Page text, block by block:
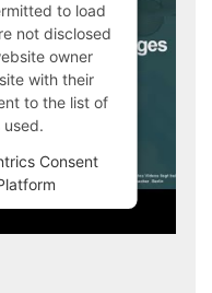
to load
not disclosed
owner
with their
to the list of
Consent